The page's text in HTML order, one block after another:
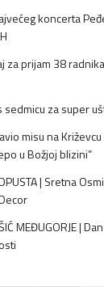
koncerta
za prijam 38
sedmicu za super
misu na Križevcu
u Božjoj blizini”
| Sretna
MEĐUGORJE |